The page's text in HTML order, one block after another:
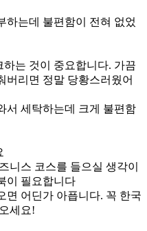
하는데 불편함이 전혀 없었
는 것이 중요합니다. 가끔
버리면 정말 당황스러웠어
서 세탁하는데 크게 불편함
니스 코스를 들으실 생각이
이 필요합니다
면 어딘가 아픕니다. 꼭 한국
세요!